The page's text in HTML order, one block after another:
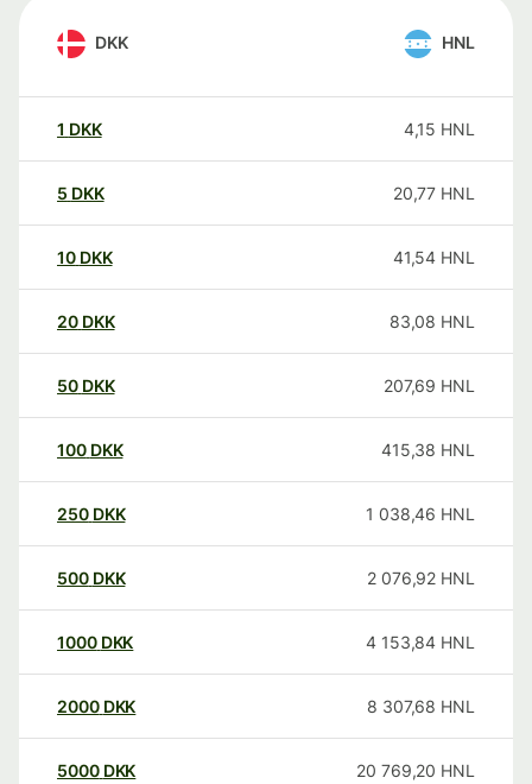
DKK HNL
1 DKK 4,15 HNL
5 DKK 20,77 HNL
10 DKK 41,54 HNL
20 DKK 83,08 HNL
50 DKK 207,69 HNL
100 DKK 415,38 HNL
250 DKK 1 038,46 HNL
500 DKK 2 076,92 HNL
1000 DKK 4 153,84 HNL
2000 DKK 8 307,68 HNL
5000 DKK 20 769,20 HNL